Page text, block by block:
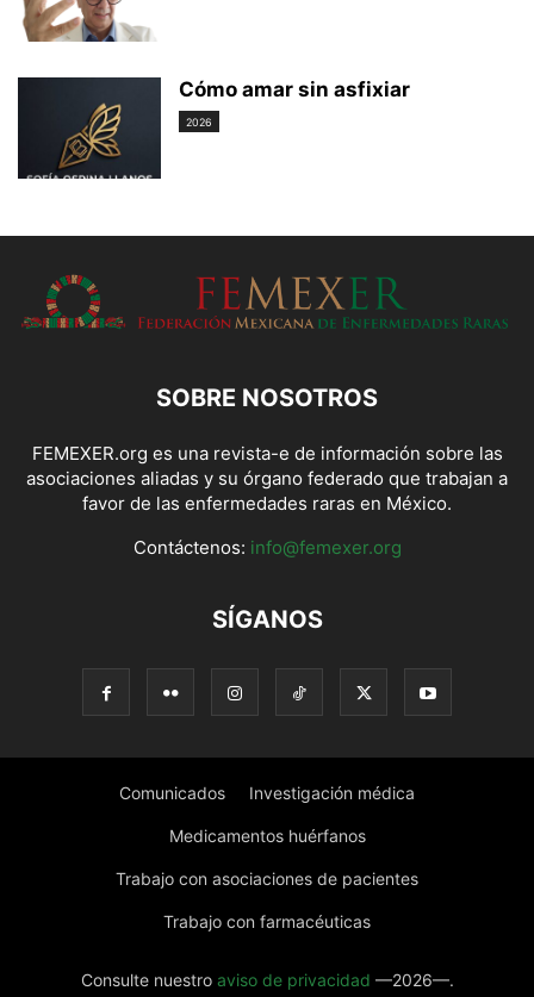
Cómo amar sin asfixiar
2026
SOBRE NOSOTROS
FEMEXER.org es una revista-e de información sobre las
asociaciones aliadas y su órgano federado que trabajan a
favor de las enfermedades raras en México.
Contáctenos: info@femexer.org
SÍGANOS
Comunicados Investigación médica
Medicamentos huérfanos
Trabajo con asociaciones de pacientes
Trabajo con farmacéuticas
Consulte nuestro aviso de privacidad —2026—.